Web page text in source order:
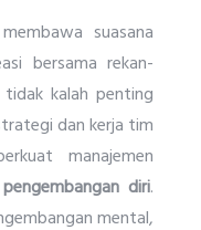
suasana
bersama rekan-
kalah penting
dan kerja tim
manajemen
pengembangan diri.
mental,